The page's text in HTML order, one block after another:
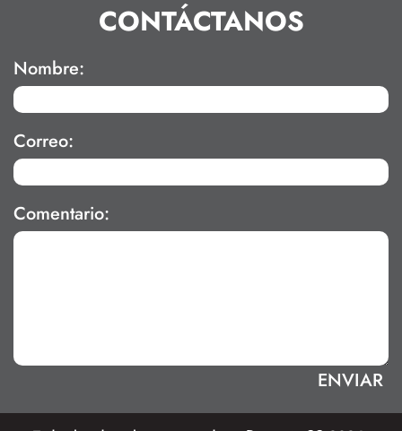
CONTÁCTANOS
Nombre:
Correo:
Comentario: